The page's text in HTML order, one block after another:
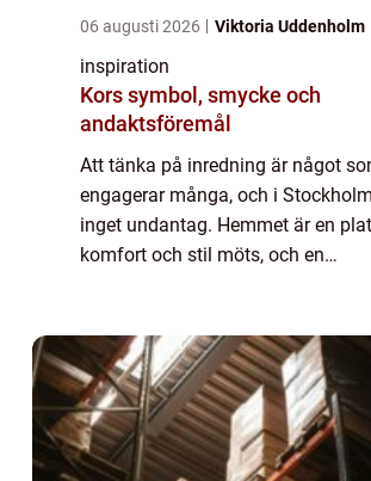
06 augusti 2026 Viktoria Uddenholm
inspiration
Kors symbol, smycke och
andaktsföremål
Att tänka på inredning är något
engagerar många, och i
inget undantag. Hemmet är en
komfort och stil möts, och en